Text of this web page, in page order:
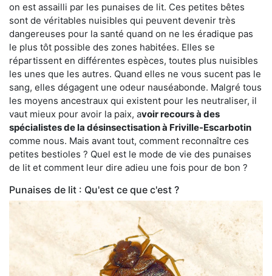
on est assailli par les punaises de lit. Ces petites bêtes
sont de véritables nuisibles qui peuvent devenir très
dangereuses pour la santé quand on ne les éradique pas
le plus tôt possible des zones habitées. Elles se
répartissent en différentes espèces, toutes plus nuisibles
les unes que les autres. Quand elles ne vous sucent pas le
sang, elles dégagent une odeur nauséabonde. Malgré tous
les moyens ancestraux qui existent pour les neutraliser, il
vaut mieux pour avoir la paix, avoir recours à des
spécialistes de la désinsectisation à Friville-Escarbotin
comme nous. Mais avant tout, comment reconnaître ces
petites bestioles ? Quel est le mode de vie des punaises
de lit et comment leur dire adieu une fois pour de bon ?
Punaises de lit : Qu'est ce que c'est ?